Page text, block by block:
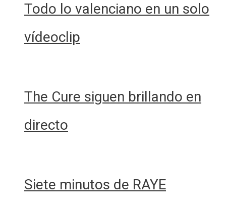
Todo lo valenciano en un solo
vídeoclip
The Cure siguen brillando en
directo
Siete minutos de RAYE